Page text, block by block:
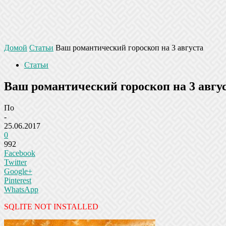
Домой Статьи Ваш романтический гороскоп на 3 августа
Статьи
Ваш романтический гороскоп на 3
По
-
25.06.2017
0
992
Facebook
Twitter
Google+
Pinterest
WhatsApp
SQLITE NOT INSTALLED